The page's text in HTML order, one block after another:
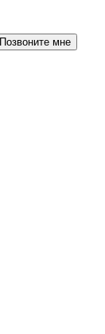
Позвоните мне